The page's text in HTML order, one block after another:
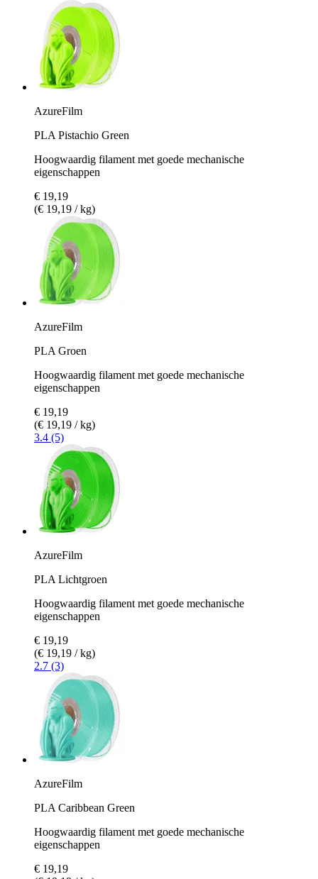
AzureFilm
PLA Pistachio Green
Hoogwaardig filament met goede mechanische
eigenschappen
€ 19,19
(€ 19,19 / kg)
AzureFilm
PLA Groen
Hoogwaardig filament met goede mechanische
eigenschappen
€ 19,19
(€ 19,19 / kg)
3.4 (5)
AzureFilm
PLA Lichtgroen
Hoogwaardig filament met goede mechanische
eigenschappen
€ 19,19
(€ 19,19 / kg)
2.7 (3)
AzureFilm
PLA Caribbean Green
Hoogwaardig filament met goede mechanische
eigenschappen
€ 19,19